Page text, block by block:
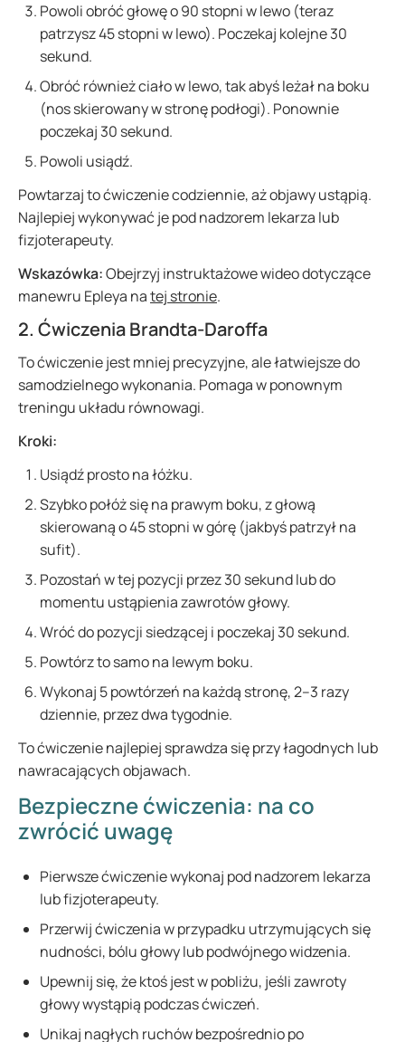
Powoli obróć głowę o 90 stopni w lewo (teraz
patrzysz 45 stopni w lewo). Poczekaj kolejne 30
sekund.
Obróć również ciało w lewo, tak abyś leżał na boku
(nos skierowany w stronę podłogi). Ponownie
poczekaj 30 sekund.
Powoli usiądź.
Powtarzaj to ćwiczenie codziennie, aż objawy ustąpią.
Najlepiej wykonywać je pod nadzorem lekarza lub
fizjoterapeuty.
Wskazówka:Obejrzyj instruktażowe wideo dotyczące
manewru Epleya natej stronie.
2. Ćwiczenia Brandta-Daroffa
To ćwiczenie jest mniej precyzyjne, ale łatwiejsze do
samodzielnego wykonania. Pomaga w ponownym
treningu układu równowagi.
Kroki:
Usiądź prosto na łóżku.
Szybko połóż się na prawym boku, z głową
skierowaną o 45 stopni w górę (jakbyś patrzył na
sufit).
Pozostań w tej pozycji przez 30 sekund lub do
momentu ustąpienia zawrotów głowy.
Wróć do pozycji siedzącej i poczekaj 30 sekund.
Powtórz to samo na lewym boku.
Wykonaj 5 powtórzeń na każdą stronę, 2–3 razy
dziennie, przez dwa tygodnie.
To ćwiczenie najlepiej sprawdza się przy łagodnych lub
nawracających objawach.
Bezpieczne ćwiczenia: na co
zwrócić uwagę
Pierwsze ćwiczenie wykonaj pod nadzorem lekarza
lub fizjoterapeuty.
Przerwij ćwiczenia w przypadku utrzymujących się
nudności, bólu głowy lub podwójnego widzenia.
Upewnij się, że ktoś jest w pobliżu, jeśli zawroty
głowy wystąpią podczas ćwiczeń.
Unikaj nagłych ruchów bezpośrednio po